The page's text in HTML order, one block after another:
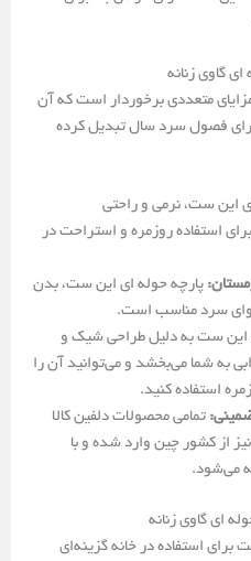
گاوی زنانه
متعددی برخوردار است که آن
فصول سرد سال تبدیل کرده
این ست، نرمی و راحتی
استفاده روزمره و استراحت در
پارچه حوله ای این ست، بدن
سرد مناسب است.
این ست به دلیل طراحی شیک و
به شما می‌بخشد و می‌توانید آن را
استفاده کنید.
تمامی محصولات دلفین کالا
از کشور چین وارد شده و با
می‌شود.
ای گاوی زنانه
برای استفاده در خانه گزینه‌ای